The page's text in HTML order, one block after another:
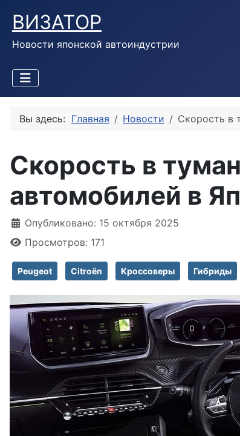
ВИЗАТОР
Новости японской автоиндустрии
Вы здесь: Главная Новости Скорость в
Скорость в
автомобилей в
Информация о материале
Опубликовано: 15 октября 2025
Просмотров: 171
Peugeot Citroën Кроссоверы Гибриды